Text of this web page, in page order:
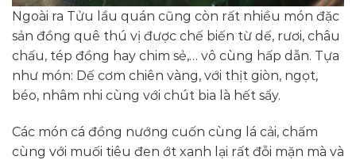
Ngoài ra Tửu lầu quán cũng còn rất nhiều món đặc
sản đồng quê thú vị được chế biến từ dế, rươi, châu
chấu, tép đồng hay chim sẻ,… vô cùng hấp dẫn. Tựa
như món: Dế cơm chiên vàng, với thịt giòn, ngọt,
béo, nhâm nhi cùng với chút bia là hết sẩy.
Các món cá đồng nướng cuốn cùng lá cải, chấm
cùng với muối tiêu đen ớt xanh lại rất đỗi mặn mà và